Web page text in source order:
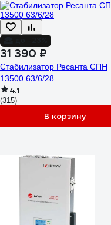
31 390 ₽
Стабилизатор Ресанта СПН
13500 63/6/28
4.1
(315)
В корзину